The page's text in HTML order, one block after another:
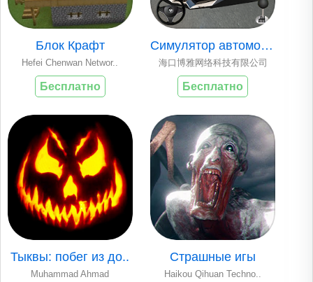
Блок Крафт
Hefei Chenwan Networ..
Бесплатно
Симулятор автомоби..
海口博雅网络科技有限公司
Бесплатно
Тыквы: побег из до..
Muhammad Ahmad
Страшные игы
Haikou Qihuan Techno..